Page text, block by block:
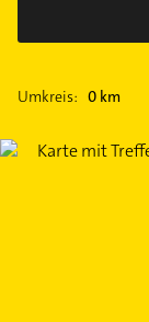
Umkreis: 0 km